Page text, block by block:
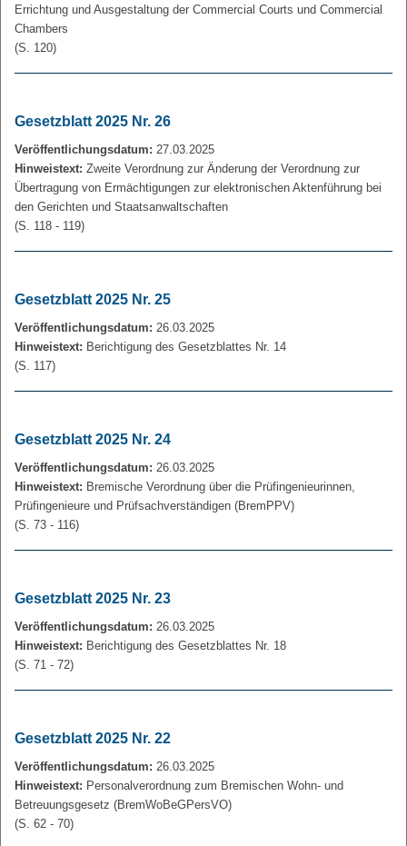
Errichtung und Ausgestaltung der Commercial Courts und Commercial
Chambers
(S. 120)
Gesetzblatt 2025 Nr. 26
Veröffentlichungsdatum: 27.03.2025
Hinweistext: Zweite Verordnung zur Änderung der Verordnung zur
Übertragung von Ermächtigungen zur elektronischen Aktenführung bei
den Gerichten und Staatsanwaltschaften
(S. 118 - 119)
Gesetzblatt 2025 Nr. 25
Veröffentlichungsdatum: 26.03.2025
Hinweistext: Berichtigung des Gesetzblattes Nr. 14
(S. 117)
Gesetzblatt 2025 Nr. 24
Veröffentlichungsdatum: 26.03.2025
Hinweistext: Bremische Verordnung über die Prüfingenieurinnen,
Prüfingenieure und Prüfsachverständigen (BremPPV)
(S. 73 - 116)
Gesetzblatt 2025 Nr. 23
Veröffentlichungsdatum: 26.03.2025
Hinweistext: Berichtigung des Gesetzblattes Nr. 18
(S. 71 - 72)
Gesetzblatt 2025 Nr. 22
Veröffentlichungsdatum: 26.03.2025
Hinweistext: Personalverordnung zum Bremischen Wohn- und
Betreuungsgesetz (BremWoBeGPersVO)
(S. 62 - 70)